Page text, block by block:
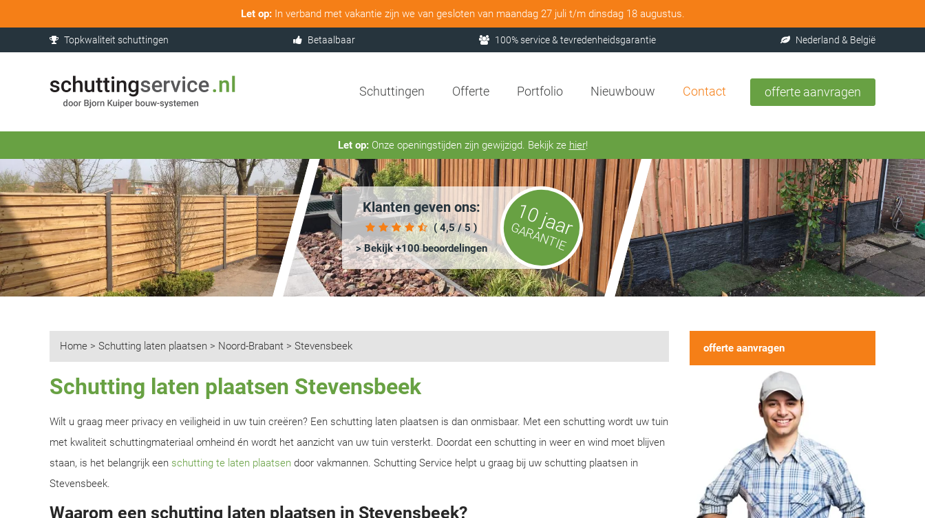
Let op:In verband met vakantie zijn we van gesloten van maandag 27 juli t/m dinsdag 18 augustus.
Topkwaliteit schuttingen Betaalbaar 100% service & tevredenheidsgarantie Nederland & België
Schuttingen Offerte Portfolio Nieuwbouw Contact offerte aanvragen
Let op:Onze openingstijden zijn gewijzigd. Bekijk ze hier!
Klanten geven ons:
( 4,5 / 5 )
> Bekijk +100 beoordelingen
10 jaar
GARANTIE
Home > Schutting laten plaatsen > Noord-Brabant > Stevensbeek
Schutting laten plaatsen Stevensbeek
Wilt u graag meer privacy en veiligheid in uw tuin creëren? Een schutting laten plaatsen is dan onmisbaar. Met een schutting wordt uw tuin
met kwaliteit schuttingmateriaal omheind én wordt het aanzicht van uw tuin versterkt. Doordat een schutting in weer en wind moet blijven
staan, is het belangrijk een schutting te laten plaatsen door vakmannen. Schutting Service helpt u graag bij uw schutting plaatsen in
Stevensbeek.
Waarom een schutting laten plaatsen in Stevensbeek?
offerte aanvragen